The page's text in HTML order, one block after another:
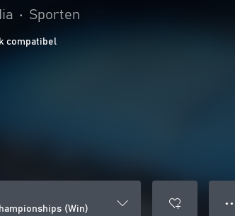
• Sporten
compatibel
(Win)
● ●